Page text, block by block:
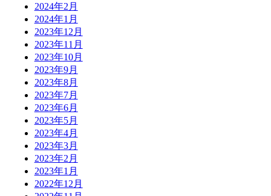
2024年2月
2024年1月
2023年12月
2023年11月
2023年10月
2023年9月
2023年8月
2023年7月
2023年6月
2023年5月
2023年4月
2023年3月
2023年2月
2023年1月
2022年12月